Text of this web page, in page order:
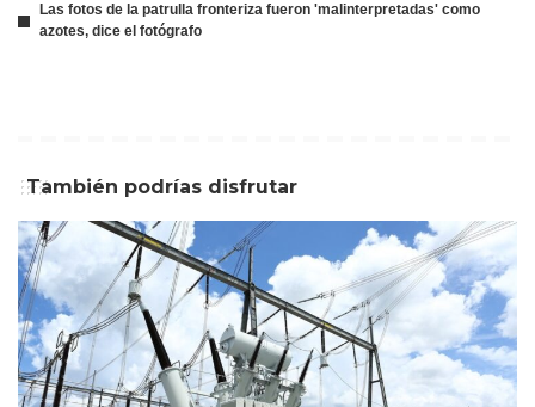
Las fotos de la patrulla fronteriza fueron 'malinterpretadas' como
azotes, dice el fotógrafo
También podrías disfrutar